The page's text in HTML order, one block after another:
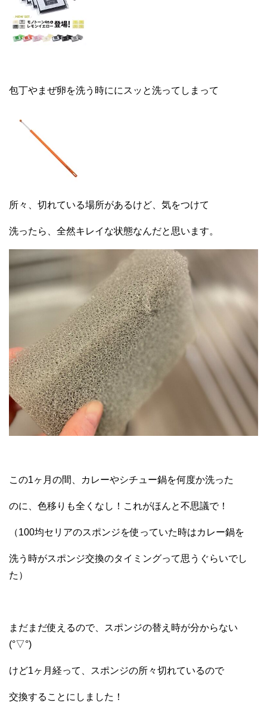
包丁やまぜ卵を洗う時ににスッと洗ってしまって
所々、切れている場所があるけど、気をつけて
洗ったら、全然キレイな状態なんだと思います。
この1ヶ月の間、カレーやシチュー鍋を何度か洗った
のに、色移りも全くなし！これがほんと不思議で！
（100均セリアのスポンジを使っていた時はカレー鍋を
洗う時がスポンジ交換のタイミングって思うぐらいでし
た）
まだまだ使えるので、スポンジの替え時が分からない
(°▽°)
けど1ヶ月経って、スポンジの所々切れているので
交換することにしました！